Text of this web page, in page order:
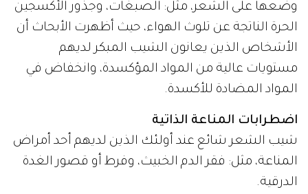
وضعها على الشعر، مثل: الصبغات، وجذور الأكسجين
الحرة الناتجة عن تلوث الهواء، حيث أظهرت الأبحاث أن
الأشخاص الذين يعانون الشيب المبكر لديهم
مستويات عالية من المواد المؤكسدة، وانخفاض في
المواد المضادة للأكسدة.
اضطرابات المناعة الذاتية
شيب الشعر شائع عند أولئك الذين لديهم أحد أمراض
المناعة، مثل: فقر الدم الخبيث، وفرط أو قصور الغدة
الدرقية.